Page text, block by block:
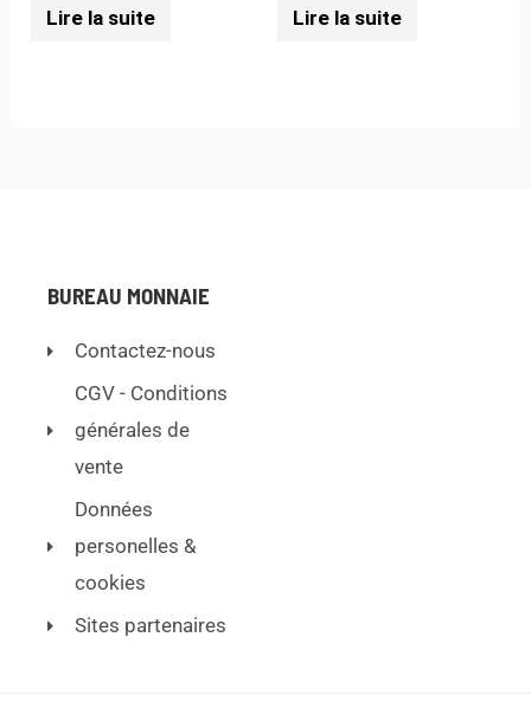
Lire la suite Lire la suite
BUREAU MONNAIE
Contactez-nous
CGV - Conditions
générales de
vente
Données
personelles &
cookies
Sites partenaires